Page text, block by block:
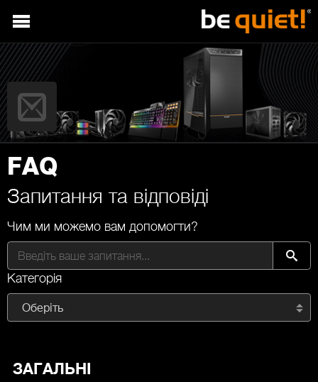
FAQ
Запитання та відповіді
Чим ми можемо вам допомогти?
Категорія
Оберіть
ЗАГАЛЬНІ